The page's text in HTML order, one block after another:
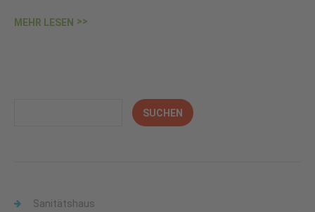
MEHR LESEN
Sanitätshaus